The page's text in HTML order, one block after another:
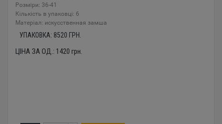
Розміри: 36-41
Кількість в упаковці: 6
Mатеріал: искусственная замша
УПАКОВКА: 8520 ГРН.
ЦІНА ЗА ОД.: 1420 грн.